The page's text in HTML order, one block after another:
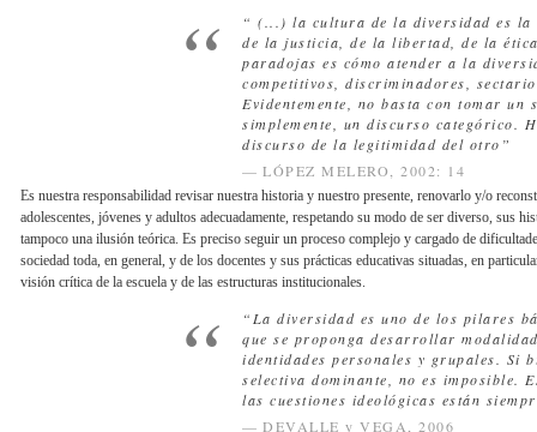
“ (...) la cultura de la diversidad es
de la justicia, de la libertad, de la
paradojas es cómo atender a la
competitivos, discriminadores,
Evidentemente, no basta con tomar
simplemente, un discurso categórico.
discurso de la legitimidad del otro”
LÓPEZ MELERO, 2002: 14
Es nuestra responsabilidad revisar nuestra historia y nuestro presente, renovarlo y/o
adolescentes, jóvenes y adultos adecuadamente, respetando su modo de ser diverso, sus
tampoco una ilusión teórica. Es preciso seguir un proceso complejo y cargado de
sociedad toda, en general, y de los docentes y sus prácticas educativas situadas, en
visión crítica de la escuela y de las estructuras institucionales.
“La diversidad es uno de los pilares
que se proponga desarrollar
identidades personales y grupales. Si
selectiva dominante, no es imposible.
las cuestiones ideológicas están
DEVALLE y VEGA, 2006